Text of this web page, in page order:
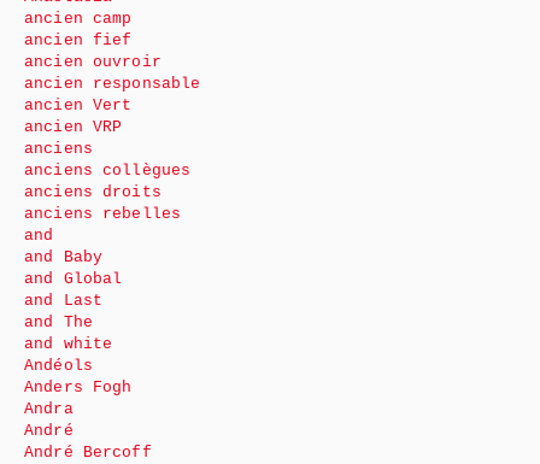
ancien camp
ancien fief
ancien ouvroir
ancien responsable
ancien Vert
ancien VRP
anciens
anciens collègues
anciens droits
anciens rebelles
and
and Baby
and Global
and Last
and The
and white
Andéols
Anders Fogh
Andra
André
André Bercoff